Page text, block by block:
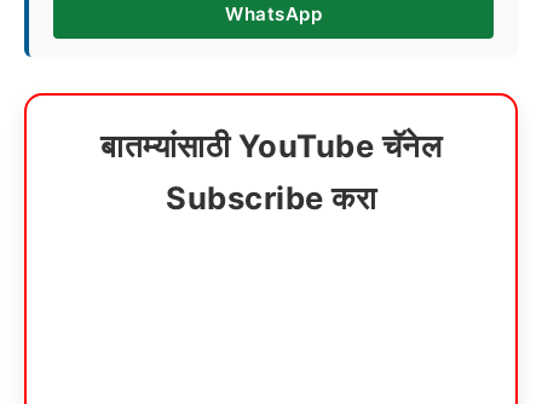
WhatsApp
बातम्यांसाठी YouTube चॅनेल
Subscribe करा